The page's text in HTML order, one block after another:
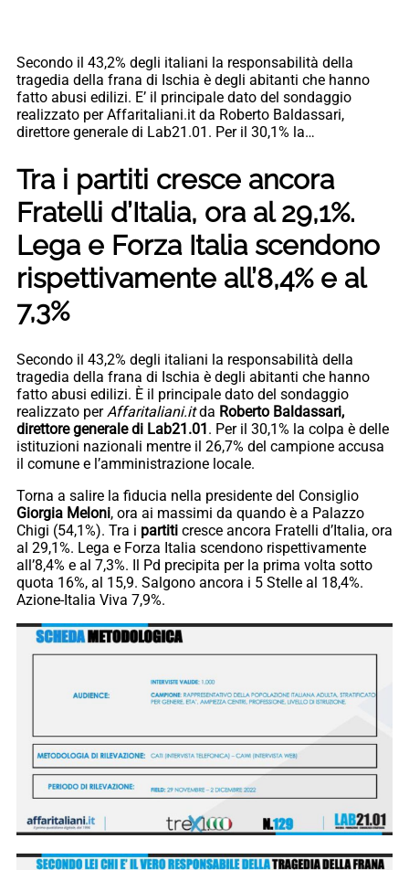
Secondo il 43,2% degli italiani la responsabilità della
tragedia della frana di Ischia è degli abitanti che hanno
fatto abusi edilizi. E’ il principale dato del sondaggio
realizzato per Affaritaliani.it da Roberto Baldassari,
direttore generale di Lab21.01. Per il 30,1% la…
Tra i partiti cresce ancora
Fratelli d’Italia, ora al 29,1%.
Lega e Forza Italia scendono
rispettivamente all’8,4% e al
7,3%
Secondo il 43,2% degli italiani la responsabilità della
tragedia della frana di Ischia è degli abitanti che hanno
fatto abusi edilizi. È il principale dato del sondaggio
realizzato perAffaritaliani.itda Roberto Baldassari,
direttore generale di Lab21.01. Per il 30,1% la colpa è delle
istituzioni nazionali mentre il 26,7% del campione accusa
il comune e l’amministrazione locale.
Torna a salire la fiducia nella presidente del Consiglio
Giorgia Meloni, ora ai massimi da quando è a Palazzo
Chigi (54,1%). Tra i partiti cresce ancora Fratelli d’Italia, ora
al 29,1%. Lega e Forza Italia scendono rispettivamente
all’8,4% e al 7,3%. Il Pd precipita per la prima volta sotto
quota 16%, al 15,9. Salgono ancora i 5 Stelle al 18,4%.
Azione-Italia Viva 7,9%.